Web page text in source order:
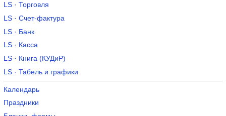
LS · Торговля
LS · Счет-фактура
LS · Банк
LS · Касса
LS · Книга (КУДиР)
LS · Табель и графики
Календарь
Праздники